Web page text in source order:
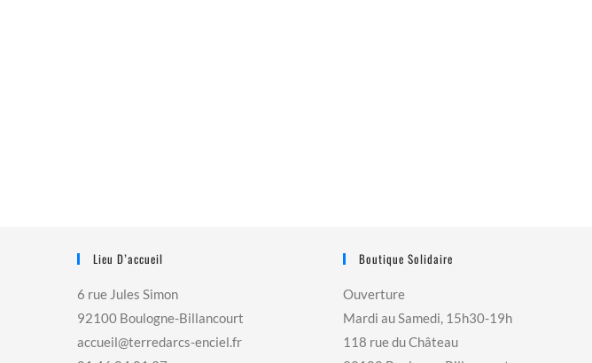
Lieu D’accueil
6 rue Jules Simon
92100 Boulogne-Billancourt
accueil@terredarcs-enciel.fr
Boutique Solidaire
Ouverture
Mardi au Samedi, 15h30-19h
118 rue du Château